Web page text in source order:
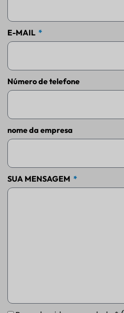
E-MAIL
Número de telefone
nome da empresa
SUA MENSAGEM